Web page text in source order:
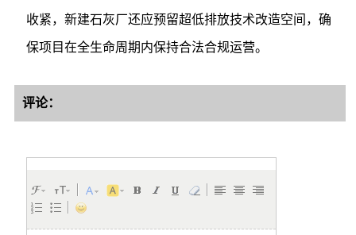
收紧，新建石灰厂还应预留超低排放技术改造空间，确
保项目在全生命周期内保持合法合规运营。
评论：